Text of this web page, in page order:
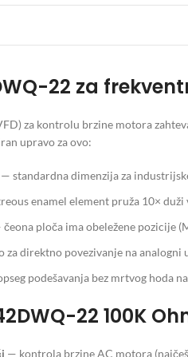
22 za
za kontrolu brzine motora
upravo za ovo:
— standardna dimenzija za
enamel element pruža 10×
ploča ima obeležene pozicije
za direktno povezivanje na analogni
podešavanja bez mrtvog hoda
22 100K
— kontrola brzine AC motora